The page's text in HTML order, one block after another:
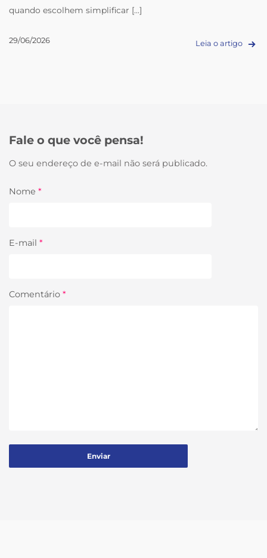
quando escolhem simplificar [...]
29/06/2026 Leia o artigo
Fale o que você pensa!
O seu endereço de e-mail não será publicado.
Nome *
E-mail *
Comentário *